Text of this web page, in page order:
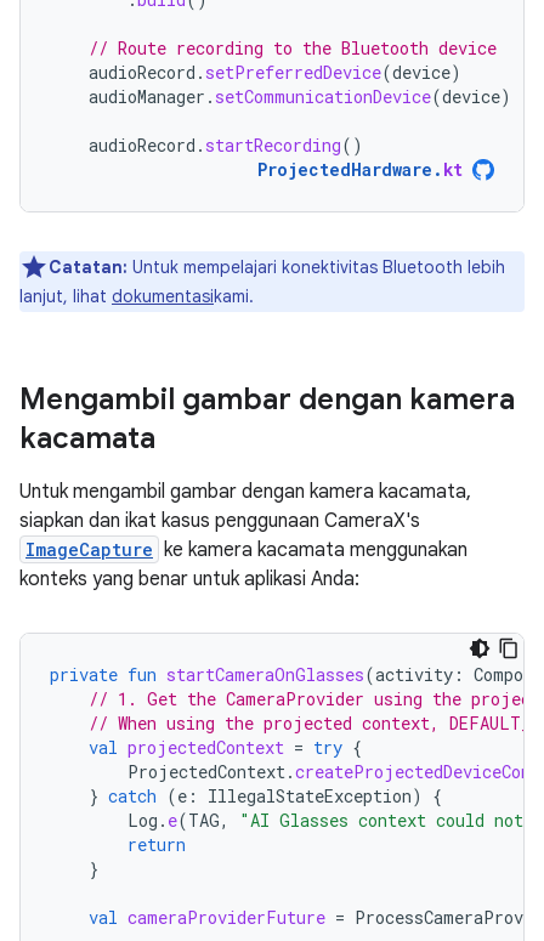
// Route recording to the Bluetooth device
audioRecord . setPreferredDevice(device)
audioManager . setCommunicationDevice(device)
audioRecord . startRecording()
ProjectedHardware . kt
Catatan: Untuk mempelajari konektivitas Bluetooth lebih
lanjut, lihat dokumentasikami.
Mengambil gambar dengan kamera
kacamata
Untuk mengambil gambar dengan kamera kacamata,
siapkan dan ikat kasus penggunaan CameraX's
ImageCapture ke kamera kacamata menggunakan
konteks yang benar untuk aplikasi Anda:
private fun startCameraOnGlasses(activity :
// 1. Get the CameraProvider using the
// When using the projected context,
val projectedContext = try {
ProjectedContext.
} catch (e : IllegalStateException)
{
Log . e(TAG,
"AI Glasses context could not
return
}
val cameraProviderFuture =